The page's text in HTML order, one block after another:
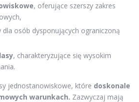
, oferujące szerszy zakres
dla osób dysponujących ograniczoną
, charakteryzujące się wysokim
jednostanowiskowe, które doskonale
warunkach. Zazwyczaj mają